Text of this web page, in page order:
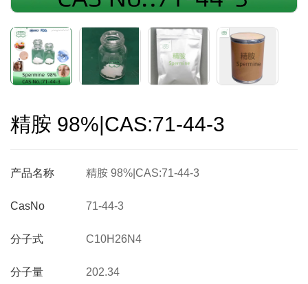
精胺 98%|CAS:71-44-3
产品名称
CasNo
分子式
分子量
精胺 98%|CAS:71-44-3
71-44-3
C10H26N4
202.34